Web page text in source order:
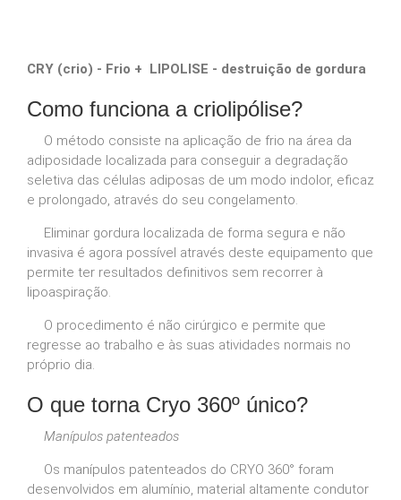
CRY (crio) ‐ Frio + LIPOLISE ‐ destruição de gordura
Como funciona a criolipólise?
O método consiste na aplicação de frio na área da
adiposidade localizada para conseguir a degradação
seletiva das células adiposas de um modo indolor, eficaz
e prolongado, através do seu congelamento.
Eliminar gordura localizada de forma segura e não
invasiva é agora possível através deste equipamento que
permite ter resultados definitivos sem recorrer à
lipoaspiração.
O procedimento é não cirúrgico e permite que
regresse ao trabalho e às suas atividades normais no
próprio dia.
O que torna Cryo 360º único?
Manípulos patenteados
Os manípulos patenteados do CRYO 360° foram
desenvolvidos em alumínio, material altamente condutor